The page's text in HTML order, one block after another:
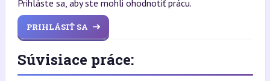
Prihláste sa, aby ste mohli ohodnotiť prácu.
PRIHLÁSIŤ SA
Súvisiace práce: